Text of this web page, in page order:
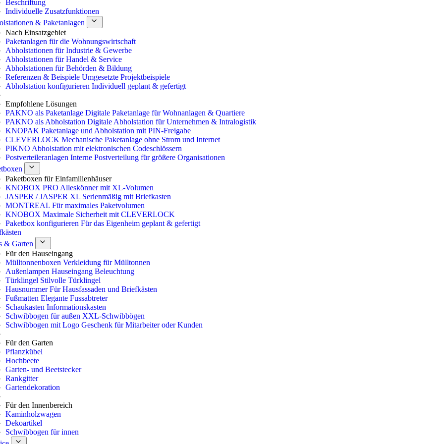
Beschriftung
Individuelle Zusatzfunktionen
& Paketanlagen
Nach Einsatzgebiet
Paketanlagen für die Wohnungswirtschaft
Abholstationen für Industrie & Gewerbe
Abholstationen für Handel & Service
Abholstationen für Behörden & Bildung
Referenzen & Beispiele Umgesetzte Projektbeispiele
Abholstation konfigurieren Individuell geplant & gefertigt
Empfohlene Lösungen
PAKNO als Paketanlage Digitale Paketanlage für Wohnanlagen & Quartiere
PAKNO als Abholstation Digitale Abholstation für Unternehmen & Intralogistik
KNOPAK Paketanlage und Abholstation mit PIN-Freigabe
CLEVERLOCK Mechanische Paketanlage ohne Strom und Internet
PIKNO Abholstation mit elektronischen Codeschlössern
Postverteileranlagen Interne Postverteilung für größere Organisationen
Paketboxen für Einfamilienhäuser
KNOBOX PRO Alleskönner mit XL-Volumen
JASPER / JASPER XL Serienmäßig mit Briefkasten
MONTREAL Für maximales Paketvolumen
KNOBOX Maximale Sicherheit mit CLEVERLOCK
Paketbox konfigurieren Für das Eigenheim geplant & gefertigt
& Garten
Für den Hauseingang
Mülltonnenboxen Verkleidung für Mülltonnen
Außenlampen Hauseingang Beleuchtung
Türklingel Stilvolle Türklingel
Hausnummer Für Hausfassaden und Briefkästen
Fußmatten Elegante Fussabtreter
Schaukasten Informationskasten
Schwibbogen für außen XXL-Schwibbögen
Schwibbogen mit Logo Geschenk für Mitarbeiter oder Kunden
Für den Garten
Pflanzkübel
Hochbeete
Garten- und Beetstecker
Rankgitter
Gartendekoration
Für den Innenbereich
Kaminholzwagen
Dekoartikel
Schwibbogen für innen